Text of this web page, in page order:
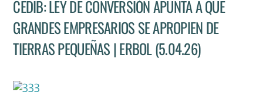
CEDIB: LEY DE CONVERSIÓN APUNTA A QUE
GRANDES EMPRESARIOS SE APROPIEN DE
TIERRAS PEQUEÑAS | ERBOL (5.04.26)